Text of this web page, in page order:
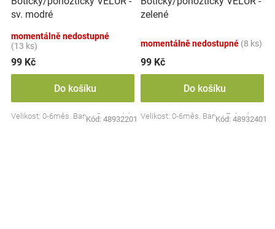
sv. modré
momentálně nedostupné
(13 ks)
99 Kč
Do košíku
Velikost: 0-6měs. Barva: Sv. modrá
Kód: 48932201
zelené
momentálně nedostupné (8 ks)
99 Kč
Do košíku
Velikost: 0-6měs. Barva: Zelená
Kód: 48932401